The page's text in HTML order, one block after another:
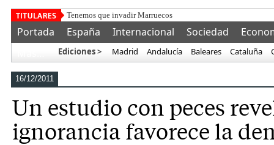
Pedro Sá
Portada España Internacional Sociedad
Ediciones > Madrid Andalucía Baleares Cataluña
16/12/2011
Un estudio con peces
ignorancia favorece la